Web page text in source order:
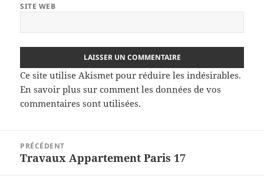
SITE WEB
Ce site utilise Akismet pour réduire les indésirables.
En savoir plus sur comment les données de vos
commentaires sont utilisées.
l’article
PRÉCÉDENT
Article
Travaux Appartement Paris 17